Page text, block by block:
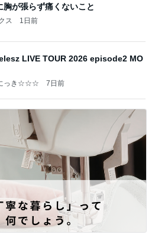
胸が張らず痛くないこと
ス 1日前
LIVE TOUR 2026 episode2 MO
っき☆☆☆ 7日前